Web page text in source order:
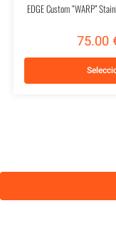
EDGE Custom “WARP”
75.00